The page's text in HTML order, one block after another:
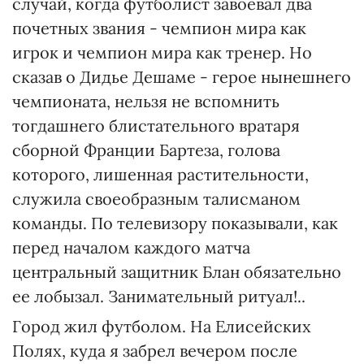
почетных звания - чемпион мира как
игрок и чемпион мира как тренер. Но
сказав о Дидье Дешаме - герое нынешнего
чемпионата, нельзя не вспомнить
тогдашнего блистательного вратаря
сборной Франции Бартеза, голова
которого, лишенная растительности,
служила своеобразным талисманом
команды. По телевизору показывали, как
перед началом каждого матча
центральный защитник Блан обязательно
ее лобызал. Занимательный ритуал!..
Город жил футболом. На Елисейских
Полях, куда я забрел вечером после